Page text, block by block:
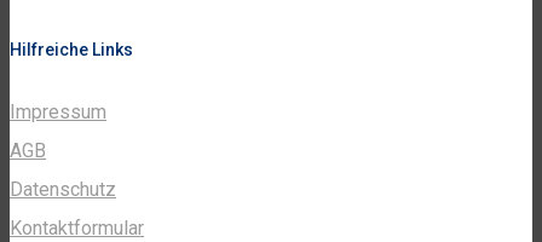
Hilfreiche Links
Impressum
AGB
Datenschutz
Kontaktformular